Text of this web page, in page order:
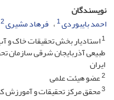
نویسندگان
احمد بایبوردی1 فرهاد مشیری2
1استادیار بخش تحقیقات خاک و
طبیعی آذربایجان شرقی سازمان
ایران
2عضو هیئت علمی
3محقق مرکز تحقیقات و آمورزش